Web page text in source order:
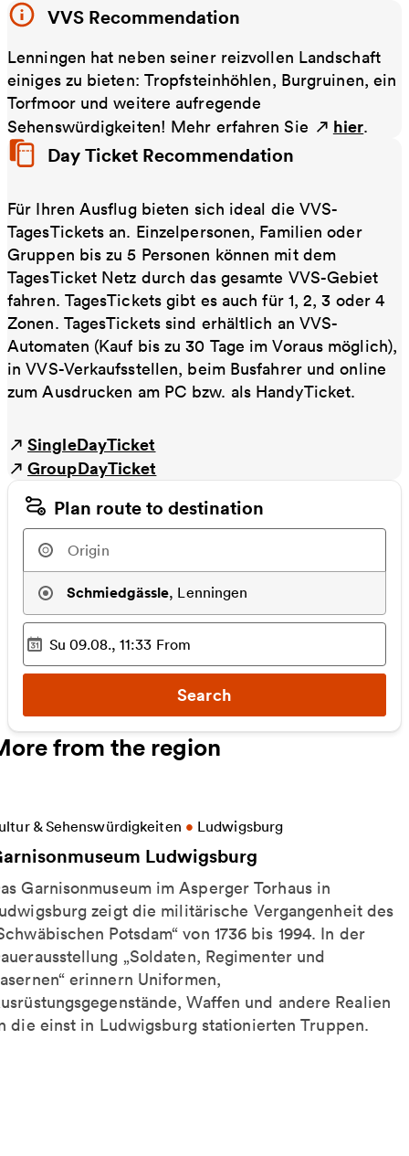
VVS Recommendation
Lenningen hat neben seiner reizvollen Landschaft
einiges zu bieten: Tropfsteinhöhlen, Burgruinen, ein
Torfmoor und weitere aufregende
Sehenswürdigkeiten! Mehr erfahren Sie
hier.
Day Ticket Recommendation
Für Ihren Ausflug bieten sich ideal die VVS-
TagesTickets an. Einzelpersonen, Familien oder
Gruppen bis zu 5 Personen können mit dem
TagesTicket Netz durch das gesamte VVS-Gebiet
fahren. TagesTickets gibt es auch für 1, 2, 3 oder 4
Zonen. TagesTickets sind erhältlich an VVS-
Automaten (Kauf bis zu 30 Tage im Voraus möglich),
in VVS-Verkaufsstellen, beim Busfahrer und online
zum Ausdrucken am PC bzw. als HandyTicket.
SingleDayTicket
GroupDayTicket
Plan route to destination
Schmiedgässle, Lenningen
Selected time
Su 09.08., 11:33 From
Search
from the region
& Sehenswürdigkeiten • Ludwigsburg
Ludwigsburg
Garnisonmuseum im Asperger Torhaus in
zeigt die militärische Vergangenheit des
Potsdam“ von 1736 bis 1994. In der
„Soldaten, Regimenter und
erinnern Uniformen,
Waffen und andere Realien
die einst in Ludwigsburg stationierten Truppen.
information on Garnisonmuseum Ludwigsburg